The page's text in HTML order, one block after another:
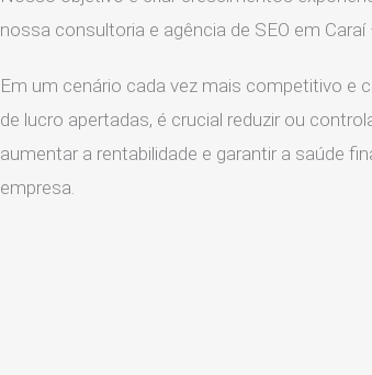
nossa consultoria e agência de SEO em Caraí
Em um cenário cada vez mais competitivo e
de lucro apertadas, é crucial reduzir ou
aumentar a rentabilidade e garantir a saúde
empresa.